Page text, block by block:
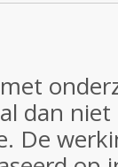
dan
De